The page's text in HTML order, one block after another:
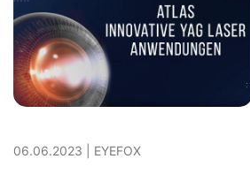
06.06.2023 EYEFOX